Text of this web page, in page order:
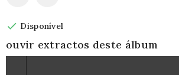
 Disponível
ouvir extractos deste álbum